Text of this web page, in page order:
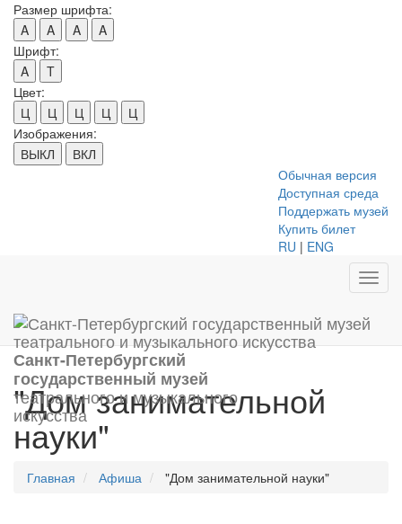
Размер шрифта:
A
A A
A
Шрифт:
A
T
Цвет:
Ц
Ц Ц Ц
Ц
Изображения:
ВЫКЛ
ВКЛ
Обычная версия
Доступная среда
Поддержать музей
Купить билет
RU | ENG
Санкт-Петербургский
государственный музей
театрального и музыкального
искусства
"Дом занимательной
науки"
Главная Афиша "Дом занимательной науки"